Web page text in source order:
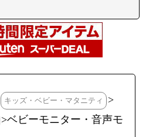
キッズ・ベビー・マタニティ >
>ベビーモニター・音声モ